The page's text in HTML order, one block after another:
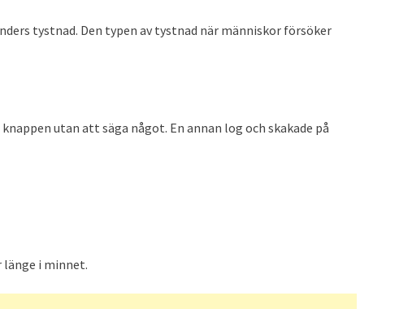
tystnad. Den typen av tystnad när människor försöker
utan att säga något. En annan log och skakade på
i minnet.